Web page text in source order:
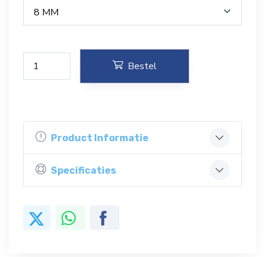
8 MM
Bestel
Product Informatie
Specificaties